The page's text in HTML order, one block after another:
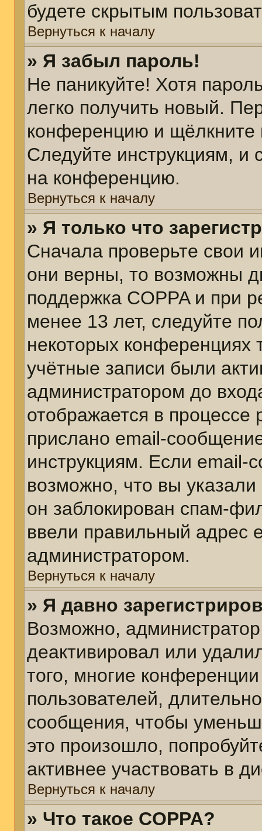
будете скрытым
Вернуться к началу
» Я забыл пароль!
Не паникуйте! Хотя
легко получить новый.
конференцию и щёлкните
Следуйте инструкциям, и
на конференцию.
Вернуться к началу
» Я только что
Сначала проверьте свои
они верны, то возможны
поддержка COPPA и при
менее 13 лет, следуйте
некоторых конференциях
учётные записи были
администратором до
отображается в
прислано email-
инструкциям. Если email-
возможно, что вы
он заблокирован спам-
ввели правильный адрес
администратором.
Вернуться к началу
» Я давно
Возможно,
деактивировал или
того, многие
пользователей,
сообщения, чтобы
это произошло,
активнее участвовать в
Вернуться к началу
» Что такое COPPA?